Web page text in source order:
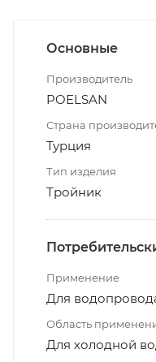
Основные
Производитель
POELSAN
Страна
Турция
Тип изделия
Тройник
Применение
Для
Область
Для холодной